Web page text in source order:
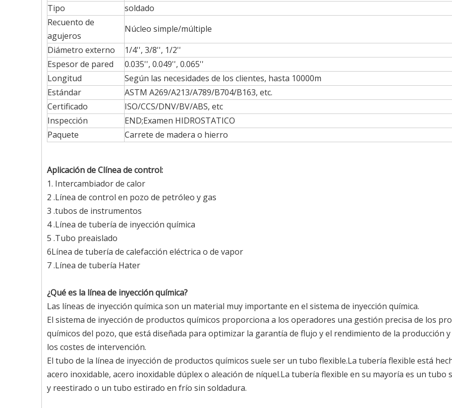
Tipo
soldado
Recuento de
agujeros
Núcleo simple/múltiple
Diámetro externo
1/4'', 3/8'', 1/2''
Espesor de pared
0.035'', 0.049'', 0.065''
Longitud
Según las necesidades de los clientes, hasta 10000m
Estándar
ASTM A269/A213/A789/B704/B163, etc.
Certificado
ISO/CCS/DNV/BV/ABS, etc
Inspección
END;Examen HIDROSTATICO
Paquete
Carrete de madera o hierro
Aplicación de Clínea de control:
1. Intercambiador de calor
2 .Línea de control en pozo de petróleo y gas
3 .tubos de instrumentos
4 .Línea de tubería de inyección química
5 .Tubo preaislado
6Línea de tubería de calefacción eléctrica o de vapor
7 .Línea de tubería Hater
¿Qué es la línea de inyección química?
Las líneas de inyección química son un material muy importante en el sistema de inyección química.
El sistema de inyección de productos químicos proporciona a los operadores una gestión precisa de los
químicos del pozo, que está diseñada para optimizar la garantía de flujo y el rendimiento de la producción
los costes de intervención.
El tubo de la línea de inyección de productos químicos suele ser un tubo flexible.La tubería flexible está
acero inoxidable, acero inoxidable dúplex o aleación de níquel.La tubería flexible en su mayoría es un tubo
y reestirado o un tubo estirado en frío sin soldadura.